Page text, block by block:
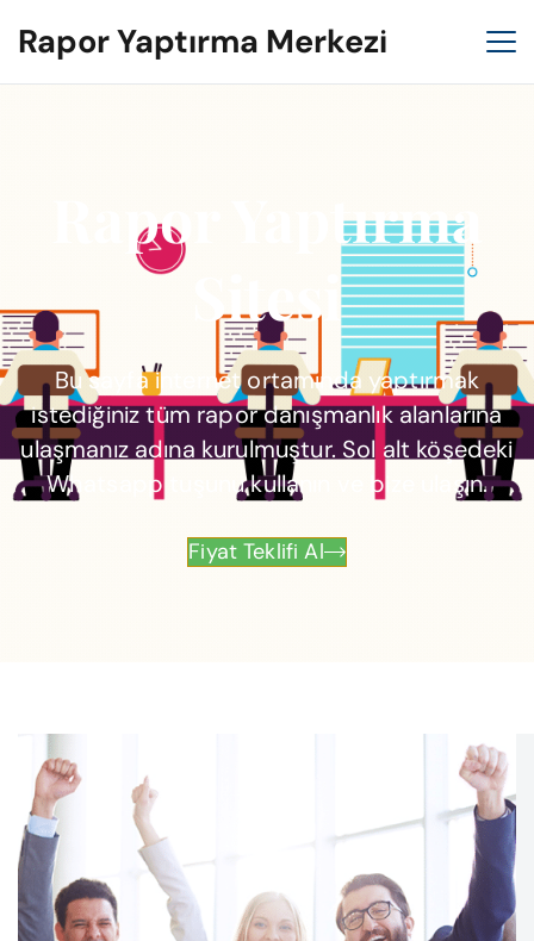
Rapor Yaptırma Merkezi
Rapor Yaptırma
Sitesi
Bu sayfa internet ortamında yaptırmak
istediğiniz tüm rapor danışmanlık alanlarına
ulaşmanız adına kurulmuştur. Sol alt köşedeki
Whatsapp tuşunu kullanın ve bize ulaşın.
Fiyat Teklifi Al